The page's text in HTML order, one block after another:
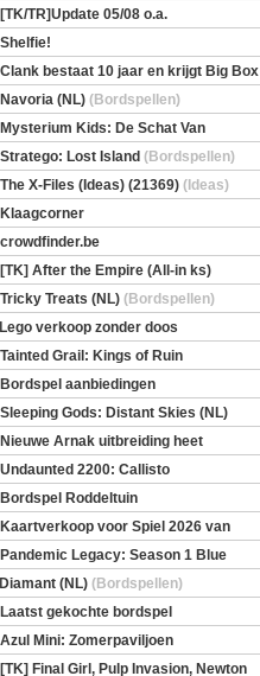
[TK/TR]Update 05/08 o.a.
Horizons, 20 Strong
Shelfie!
Clank bestaat 10 jaar en krijgt Big Box
Navoria (NL) (Bordspellen)
Mysterium Kids: De Schat Van
Stratego: Lost Island (Bordspellen)
The X-Files (Ideas) (21369) (Ideas)
Klaagcorner
crowdfinder.be
[TK] After the Empire (All-in ks)
Tricky Treats (NL) (Bordspellen)
Lego verkoop zonder doos
Tainted Grail: Kings of Ruin
Encounters(Bordspellen)
Bordspel aanbiedingen
Sleeping Gods: Distant Skies (NL)
Nieuwe Arnak uitbreiding heet
Undaunted 2200: Callisto
Bordspel Roddeltuin
Kaartverkoop voor Spiel 2026 van
Pandemic Legacy: Season 1 Blue
Diamant (NL) (Bordspellen)
Laatst gekochte bordspel
Azul Mini: Zomerpaviljoen
[TK] Final Girl, Pulp Invasion, Newton